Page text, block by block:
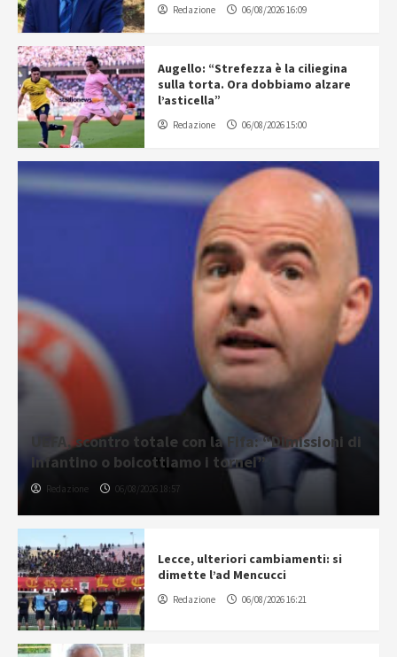
Redazione 06/08/2026 16:09
Augello: “Strefezza è la ciliegina
sulla torta. Ora dobbiamo alzare
l’asticella”
Redazione 06/08/2026 15:00
UEFA, scontro totale con la Fifa: “Dimissioni di
Infantino o boicottiamo i tornei”
Redazione 06/08/2026 18:57
Lecce, ulteriori cambiamenti: si
dimette l’ad Mencucci
Redazione 06/08/2026 16:21